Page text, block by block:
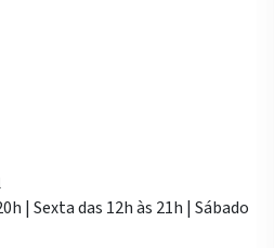
| Sexta das 12h às 21h | Sábado